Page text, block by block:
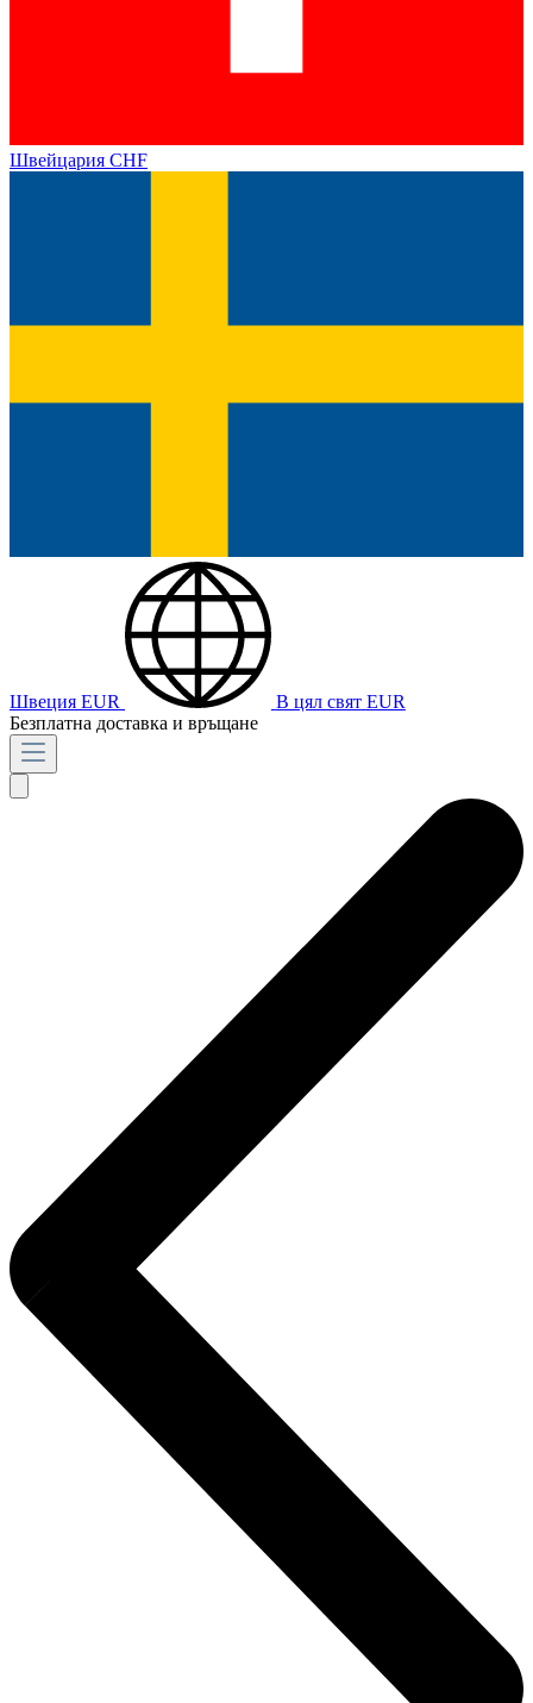
Швейцария CHF
Швеция EUR В цял свят EUR
Безплатна доставка и връщане